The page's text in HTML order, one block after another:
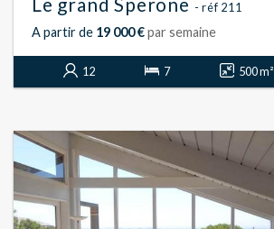
- réf 211
A partir de 19 000 €par semaine
12 7 500 m²